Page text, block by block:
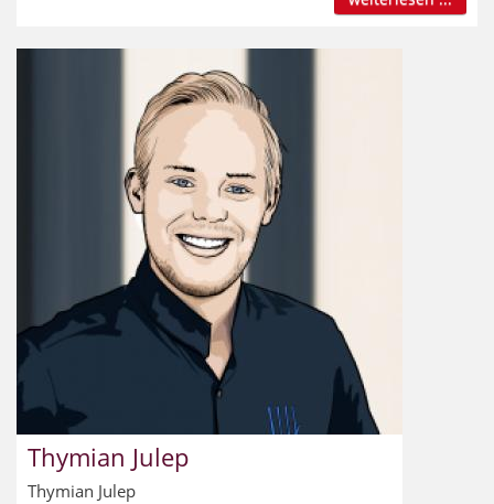
Thymian Julep
Thymian Julep